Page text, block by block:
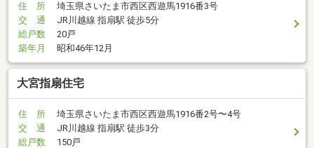
住 所
埼玉県さいたま市西区西遊馬1916番3号
交 通
JR川越線 指扇駅 徒歩5分
総戸数
20戸
築年月
昭和46年12月
大宮指扇住宅
住 所
埼玉県さいたま市西区西遊馬1916番2号〜4号
交 通
JR川越線 指扇駅 徒歩3分
総戸数
150戸